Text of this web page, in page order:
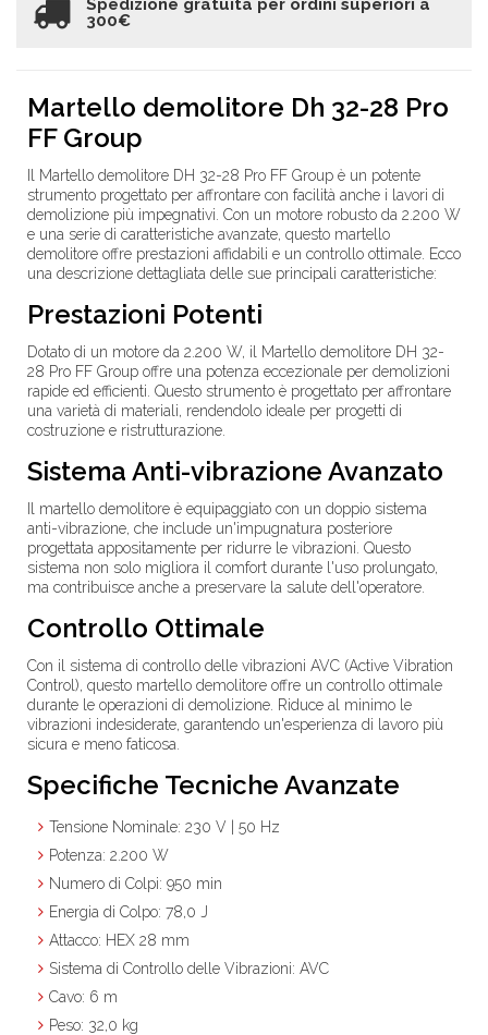
300€
Martello demolitore Dh 32-28 Pro
FF Group
Il Martello demolitore DH 32-28 Pro FF Group è un potente
strumento progettato per affrontare con facilità anche i lavori di
demolizione più impegnativi. Con un motore robusto da 2.200 W
e una serie di caratteristiche avanzate, questo martello
demolitore offre prestazioni affidabili e un controllo ottimale. Ecco
una descrizione dettagliata delle sue principali caratteristiche:
Prestazioni Potenti
Dotato di un motore da 2.200 W, il Martello demolitore DH 32-
28 Pro FF Group offre una potenza eccezionale per demolizioni
rapide ed efficienti. Questo strumento è progettato per affrontare
una varietà di materiali, rendendolo ideale per progetti di
costruzione e ristrutturazione.
Sistema Anti-vibrazione Avanzato
Il martello demolitore è equipaggiato con un doppio sistema
anti-vibrazione, che include un'impugnatura posteriore
progettata appositamente per ridurre le vibrazioni. Questo
sistema non solo migliora il comfort durante l'uso prolungato,
ma contribuisce anche a preservare la salute dell'operatore.
Controllo Ottimale
Con il sistema di controllo delle vibrazioni AVC (Active Vibration
Control), questo martello demolitore offre un controllo ottimale
durante le operazioni di demolizione. Riduce al minimo le
vibrazioni indesiderate, garantendo un'esperienza di lavoro più
sicura e meno faticosa.
Specifiche Tecniche Avanzate
Tensione Nominale: 230 V | 50 Hz
Potenza: 2.200 W
Numero di Colpi: 950 min
Energia di Colpo: 78,0 J
Attacco: HEX 28 mm
Sistema di Controllo delle Vibrazioni: AVC
Cavo: 6 m
Peso: 32,0 kg